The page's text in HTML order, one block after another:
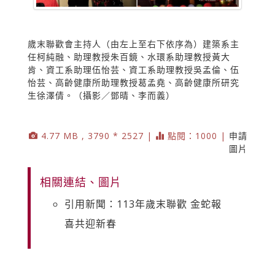
歲末聯歡會主持人（由左上至右下依序為）建築系主
任柯純融、助理教授朱百鏡、水環系助理教授黃大
肯、資工系助理伍怡芸、資工系助理教授吳孟倫、伍
怡芸、高齡健康所助理教授葛孟堯、高齡健康所研究
生徐澤倩。（攝影／鄧晴、李而義）
4.77 MB , 3790 * 2527 | 點閱：1000 | 申請
圖片
相關連結、圖片
引用新聞：113年歲末聯歡 金蛇報
喜共迎新春